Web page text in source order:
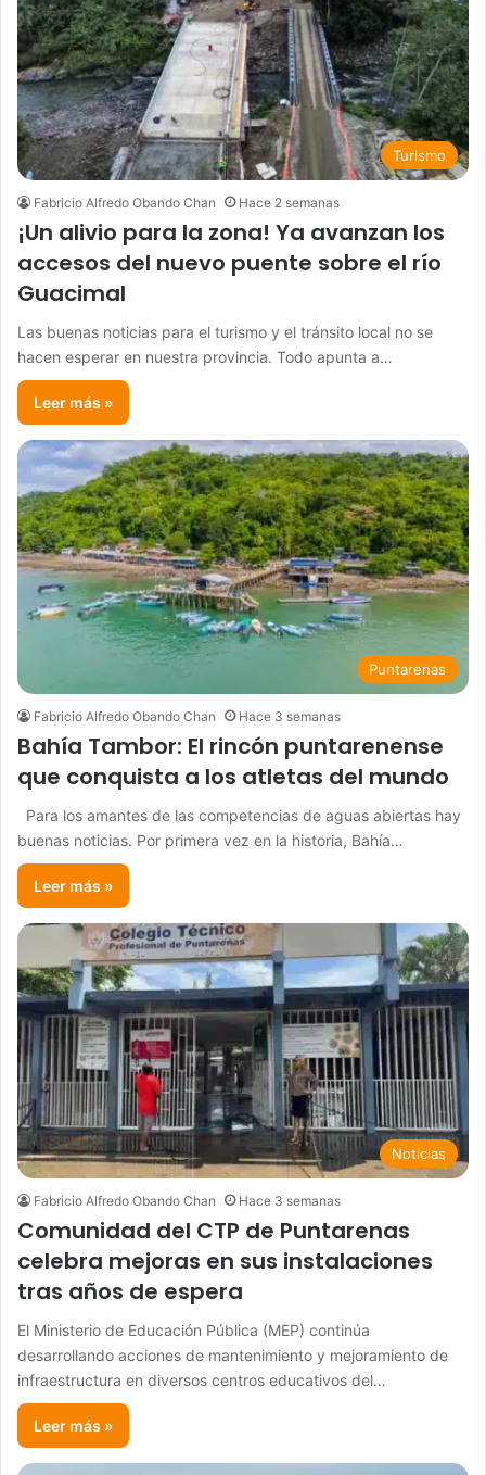
Turismo
Fabricio Alfredo Obando Chan Hace 2 semanas
¡Un alivio para la zona! Ya avanzan los
accesos del nuevo puente sobre el río
Guacimal
​Las buenas noticias para el turismo y el tránsito local no se
hacen esperar en nuestra provincia. Todo apunta a…
Leer más »
Puntarenas
Fabricio Alfredo Obando Chan Hace 3 semanas
Bahía Tambor: El rincón puntarenense
que conquista a los atletas del mundo
Para los amantes de las competencias de aguas abiertas hay
buenas noticias. Por primera vez en la historia, Bahía…
Leer más »
Noticias
Fabricio Alfredo Obando Chan Hace 3 semanas
Comunidad del CTP de Puntarenas
celebra mejoras en sus instalaciones
tras años de espera
El Ministerio de Educación Pública (MEP) continúa
desarrollando acciones de mantenimiento y mejoramiento de
infraestructura en diversos centros educativos del…
Leer más »